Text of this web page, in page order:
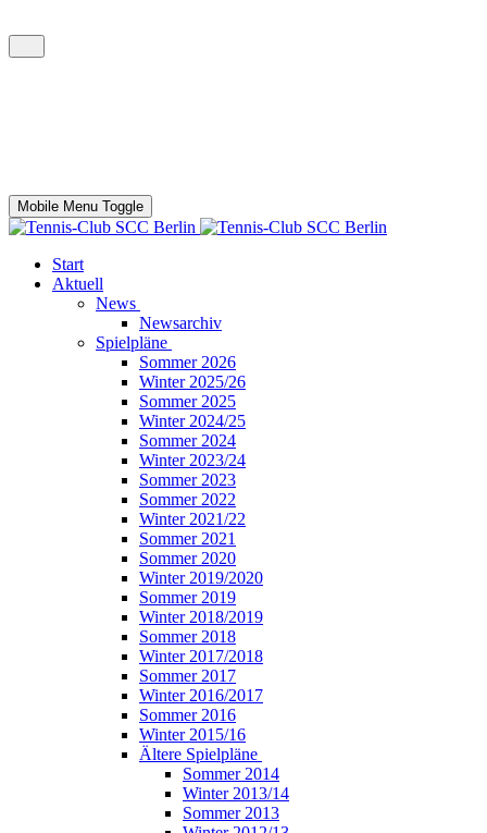
Mobile Menu Toggle
Start
Aktuell
News
Newsarchiv
Spielpläne
Sommer 2026
Winter 2025/26
Sommer 2025
Winter 2024/25
Sommer 2024
Winter 2023/24
Sommer 2023
Sommer 2022
Winter 2021/22
Sommer 2021
Sommer 2020
Winter 2019/2020
Sommer 2019
Winter 2018/2019
Sommer 2018
Winter 2017/2018
Sommer 2017
Winter 2016/2017
Sommer 2016
Winter 2015/16
Ältere Spielpläne
Sommer 2014
Winter 2013/14
Sommer 2013